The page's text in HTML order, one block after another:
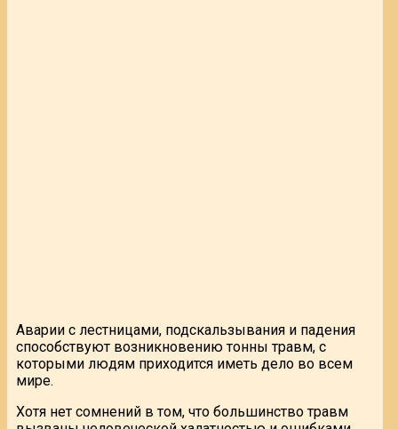
Аварии с лестницами, подскальзывания и падения
способствуют возникновению тонны травм, с
которыми людям приходится иметь дело во всем
мире.
Хотя нет сомнений в том, что большинство травм